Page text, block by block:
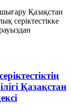
Қазақстан
серiктестiкке
Қазақстан